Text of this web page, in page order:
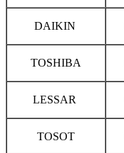
DAIKIN
TOSHIBA
LESSAR
TOSOT